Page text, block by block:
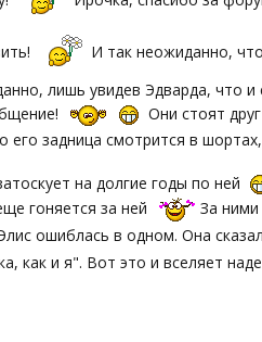
И так неожиданно,
лишь увидев Эдварда, что и
Они стоят
его задница смотрится в
на долгие годы по ней
гоняется за ней
За
ошиблась в одном. Она
как и я". Вот это и вселяет